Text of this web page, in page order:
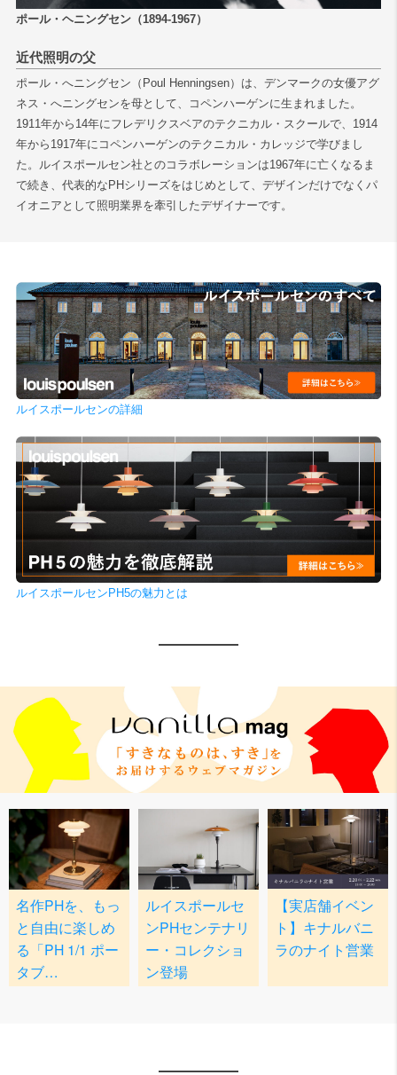
ポール・ヘニングセン（1894-1967）
近代照明の父
ポール・へニングセン（Poul Henningsen）は、デンマークの女優アグ
ネス・へニングセンを母として、コペンハーゲンに生まれました。
1911年から14年にフレデリクスベアのテクニカル・スクールで、1914
年から1917年にコペンハーゲンのテクニカル・カレッジで学びまし
た。ルイスポールセン社とのコラボレーションは1967年に亡くなるま
で続き、代表的なPHシリーズをはじめとして、デザインだけでなくパ
イオニアとして照明業界を牽引したデザイナーです。
ルイスポールセンの詳細
ルイスポールセンPH5の魅力とは